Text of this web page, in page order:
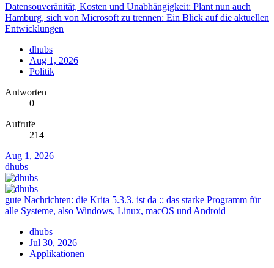
Datensouveränität, Kosten und Unabhängigkeit: Plant nun auch
Hamburg, sich von Microsoft zu trennen: Ein Blick auf die aktuellen
Entwicklungen
dhubs
Aug 1, 2026
Politik
Antworten
0
Aufrufe
214
Aug 1, 2026
dhubs
gute Nachrichten: die Krita 5.3.3. ist da :: das starke Programm für
alle Systeme, also Windows, Linux, macOS und Android
dhubs
Jul 30, 2026
Applikationen